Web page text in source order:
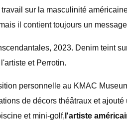
sur la masculinité
il contient toujours un
2023. Denim teint
et Perrotin.
personnelle au KMAC
de décors théâtraux et
et mini-golf, l'artiste